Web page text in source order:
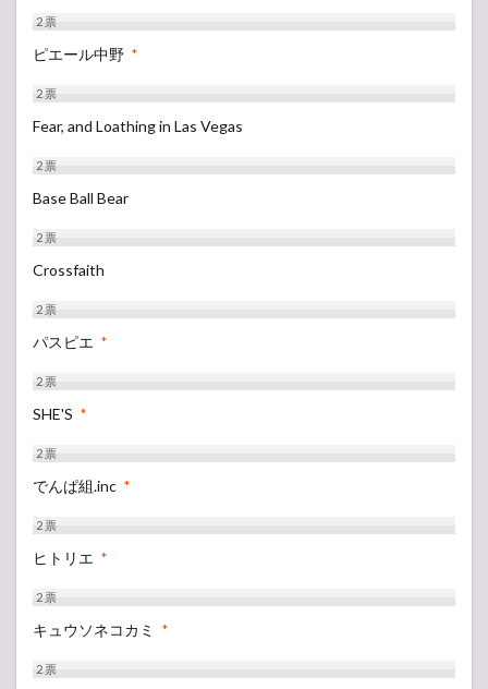
2票
ピエール中野 *
2票
Fear, and Loathing in Las Vegas
2票
Base Ball Bear
2票
Crossfaith
2票
パスピエ *
2票
SHE'S *
2票
でんぱ組.inc *
2票
ヒトリエ *
2票
キュウソネコカミ *
2票